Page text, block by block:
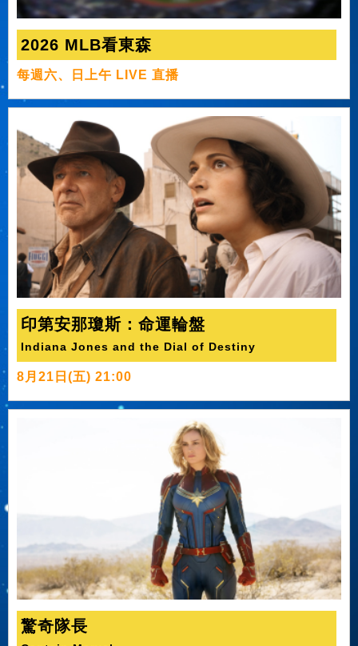
2026 MLB看東森
每週六、日上午 LIVE 直播
印第安那瓊斯：命運輪盤
Indiana Jones and the Dial of Destiny
8月21日(五) 21:00
驚奇隊長